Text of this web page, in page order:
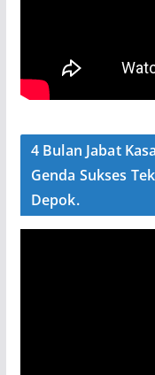
4 Bulan Jabat
Genda Sukses
Depok.